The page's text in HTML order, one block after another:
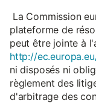
La Commission
plateforme de
peut être jointe à
http://
ni disposés ni
règlement des
d'arbitrage des